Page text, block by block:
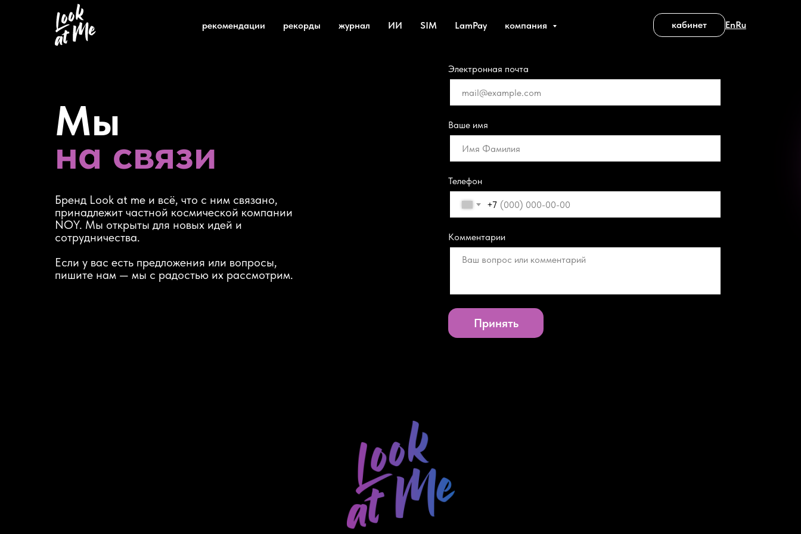
рекомендации рекорды журнал ИИ SIM LamPay компания кабинет EnRu
Мы
на связи
Бренд Look at me и всё, что с ним связано,
принадлежит частной космической компании
NOY. Мы открыты для новых идей и
сотрудничества.
Если у вас есть предложения или вопросы,
пишите нам — мы с радостью их рассмотрим.
Электронная почта
Ваше имя
Телефон
+7
Комментарии
Принять